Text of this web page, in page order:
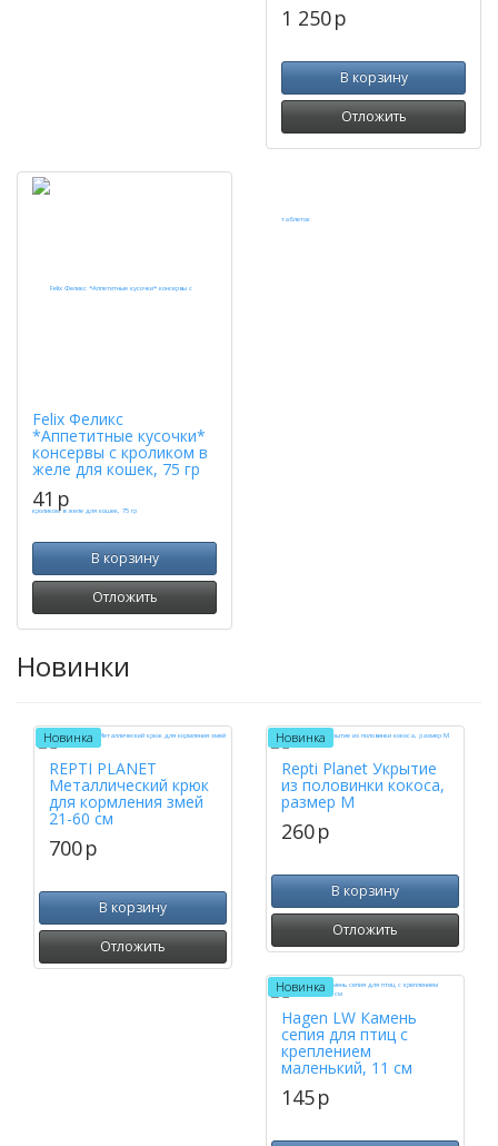
1 250p
В корзину
Отложить
Felix Феликс
*Аппетитные кусочки*
консервы с кроликом в
желе для кошек, 75 гр
41 p
В корзину
Отложить
Новинки
Новинка
REPTI PLANET
Металлический крюк
для кормления змей
21-60 см
700p
В корзину
Отложить
Новинка
Repti Planet Укрытие
из половинки кокоса,
размер M
260p
В корзину
Отложить
Новинка
Hagen LW Камень
сепия для птиц с
креплением
маленький, 11 см
145p